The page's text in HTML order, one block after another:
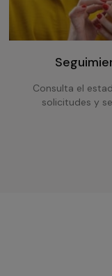
Consulta el
solicitudes y